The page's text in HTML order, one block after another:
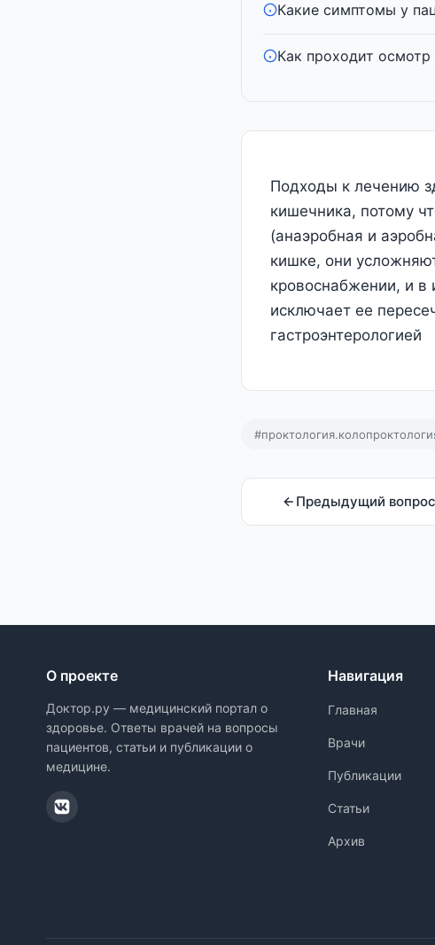
Какие симптомы у
Как проходит осмотр
Подходы к лечению
кишечника, потому
(анаэробная и
кишке, они
кровоснабжении, и в
исключает ее
гастроэнтерологией
Предыдущий вопрос
О проекте
Доктор.ру — медицинский портал о
здоровье. Ответы врачей на вопросы
пациентов, статьи и публикации о
медицине.
Навигация
Главная
Врачи
Публикации
Статьи
Архив